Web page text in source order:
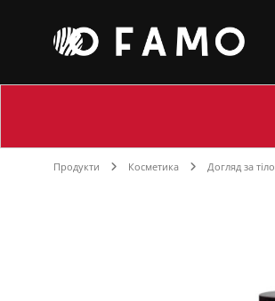
Продукти Косметика Догляд за